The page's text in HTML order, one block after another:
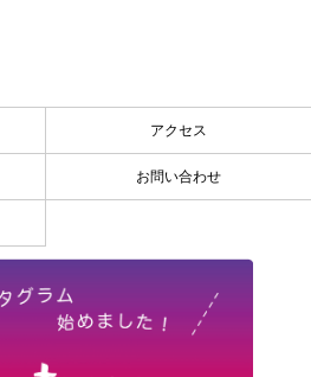
アクセス
お問い合わせ